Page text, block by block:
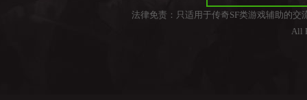
法律免责：只适用于传奇SF类游戏辅助的
All